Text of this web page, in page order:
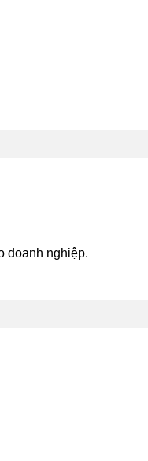
doanh nghiệp.